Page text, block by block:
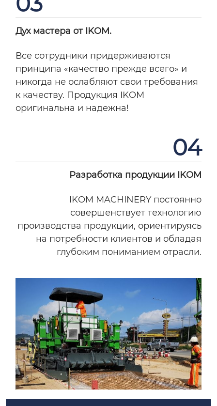
Дух мастера от IKOM.
Все сотрудники придерживаются
принципа «качество прежде всего» и
никогда не ослабляют свои требования
к качеству. Продукция IKOM
оригинальна и надежна!
04
Разработка продукции IKOM
IKOM MACHINERY постоянно
совершенствует технологию
производства продукции, ориентируясь
на потребности клиентов и обладая
глубоким пониманием отрасли.